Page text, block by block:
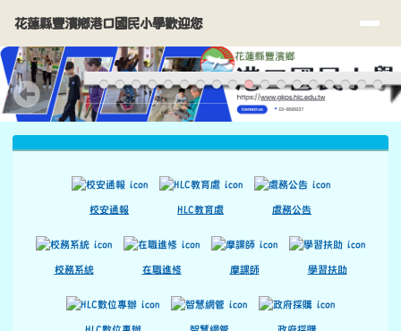
花蓮縣豐濱鄉港口國民小學歡迎您
導覽列
花蓮縣豐濱鄉港口國民小學歡迎您
上中區域內容
校安通報 HLC教育處 處務公告
校務系統 在職進修 摩課師 學習扶助
頁尾區域